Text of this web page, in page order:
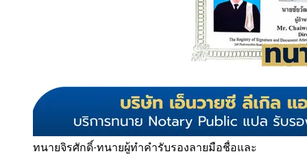
ทนายจิรศักดิ์·ทนายผู้ทำคำรับรองลายมือชื่อและ